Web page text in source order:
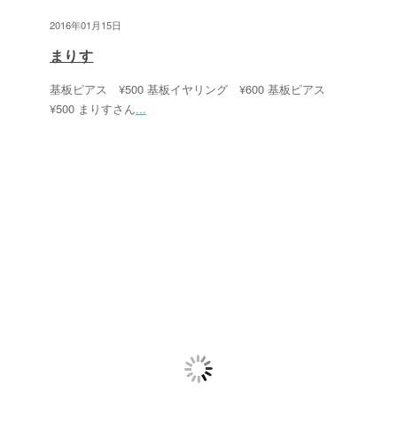
2016年01月15日
まりす
基板ピアス ¥500 基板イヤリング ¥600 基板ピアス
¥500 まりすさん...